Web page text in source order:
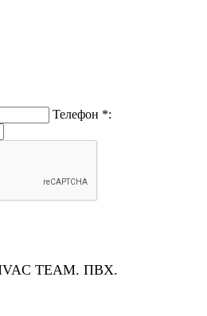
Телефон *:
TEAM. ПВХ.